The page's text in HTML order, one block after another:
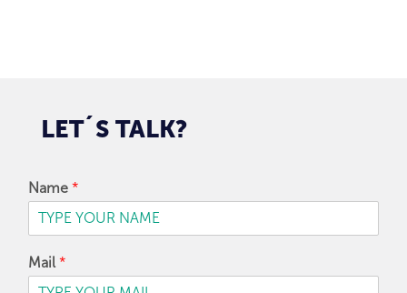
LET´S TALK?
Name *
Mail *